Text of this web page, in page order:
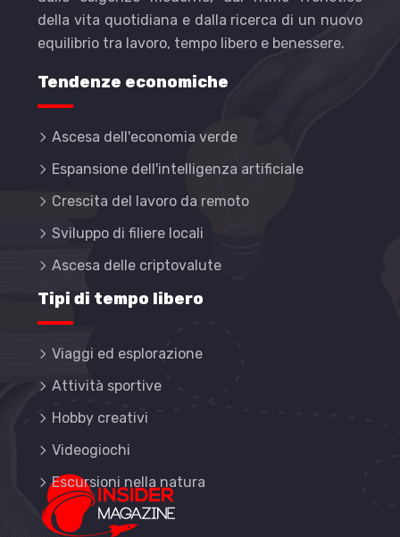
della vita quotidiana e dalla ricerca di un nuovo
equilibrio tra lavoro, tempo libero e benessere.
Tendenze economiche
Ascesa dell'economia verde
Espansione dell'intelligenza artificiale
Crescita del lavoro da remoto
Sviluppo di filiere locali
Ascesa delle criptovalute
Tipi di tempo libero
Viaggi ed esplorazione
Attività sportive
Hobby creativi
Videogiochi
Escursioni nella natura